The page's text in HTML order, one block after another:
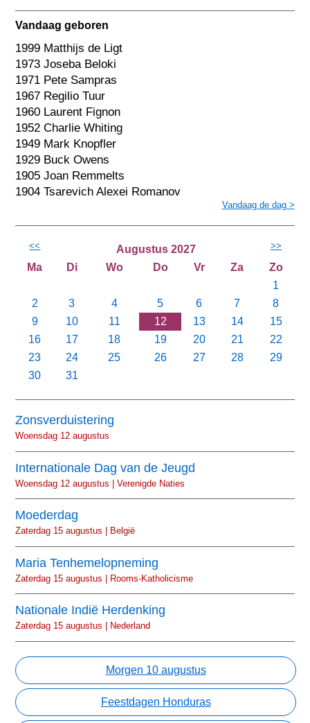
Vandaag geboren
1999 Matthijs de Ligt
1973 Joseba Beloki
1971 Pete Sampras
1967 Regilio Tuur
1960 Laurent Fignon
1952 Charlie Whiting
1949 Mark Knopfler
1929 Buck Owens
1905 Joan Remmelts
1904 Tsarevich Alexei Romanov
Vandaag de dag >
<< Augustus 2027 >>
Ma Di Wo Do Vr Za
Zo
1
2
3 4 5 6 7
8
9
10 11 12 13 14
15
16
17 18 19 20 21
22
23
24 25 26 27 28
29
30
31
Zonsverduistering
Woensdag 12 augustus
Internationale Dag van de Jeugd
Woensdag 12 augustus | Verenigde Naties
Moederdag
Zaterdag 15 augustus | België
Maria Tenhemelopneming
Zaterdag 15 augustus | Rooms-Katholicisme
Nationale Indië Herdenking
Zaterdag 15 augustus | Nederland
Morgen 10 augustus
Feestdagen Honduras